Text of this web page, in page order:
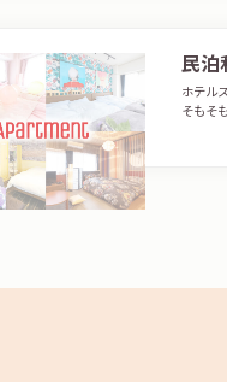
民泊
ホテル
そもそ